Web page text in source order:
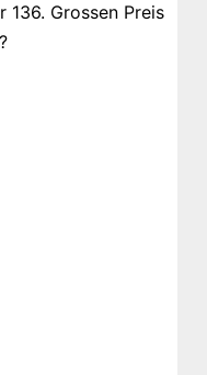
136. Grossen Preis